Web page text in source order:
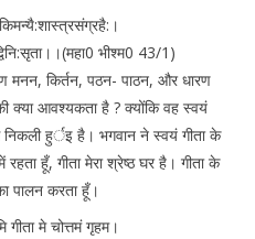
किमन्यै:शास्त्रसंग्रहै:।
भीश्म0 43/1)
मनन, किर्तन, पठन- पाठन, और धारण
क्या आवश्यकता है ? क्योंकि वह स्वयं
हुर्इ है। भगवान ने स्वयं गीता के
हूँ, गीता मेरा श्रेष्ठ घर है। गीता के
पालन करता हूँ।
गीता मे चोत्तमं गृहम।